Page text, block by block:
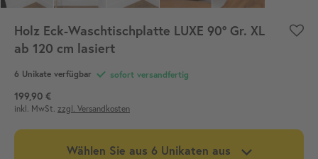
Holz Eck-Waschtischplatte LUXE 90° Gr. XL
ab 120 cm lasiert
6 Unikate verfügbar sofort versandfertig
199,90 €
inkl. MwSt. zzgl. Versandkosten
Wählen Sie aus 6 Unikaten aus